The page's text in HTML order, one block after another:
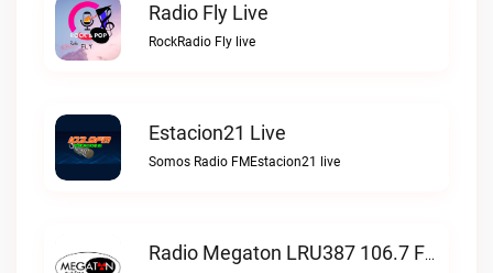
Radio Fly Live
RockRadio Fly live
Estacion21 Live
Somos Radio FMEstacion21 live
Radio Megaton LRU387 106.7 FM Live